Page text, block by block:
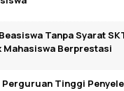
Tanpa Syarat
Mahasiswa Berprestasi
Perguruan Tinggi